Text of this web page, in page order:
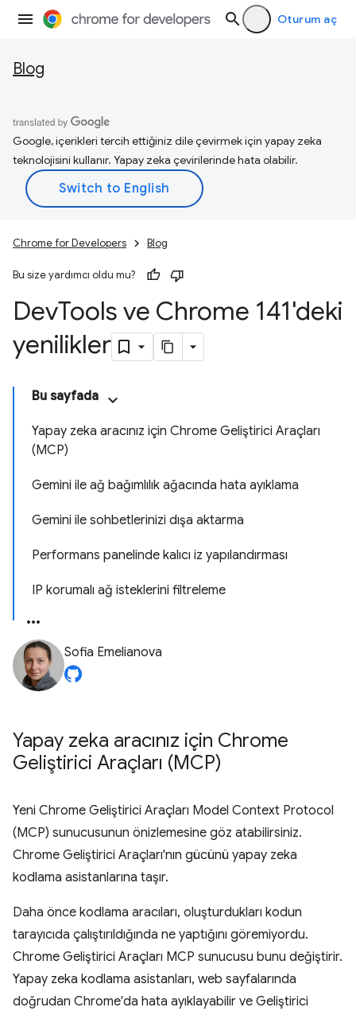
Oturum aç
Blog
Google, içerikleri tercih ettiğiniz dile çevirmek için yapay zeka
teknolojisini kullanır. Yapay zeka çevirilerinde hata olabilir.
Chrome for Developers Blog
Bu size yardımcı oldu mu?
DevTools ve Chrome 141'deki
yenilikler
Bu sayfada
Yapay zeka aracınız için Chrome Geliştirici Araçları
(MCP)
Gemini ile ağ bağımlılık ağacında hata ayıklama
Gemini ile sohbetlerinizi dışa aktarma
Performans panelinde kalıcı iz yapılandırması
IP korumalı ağ isteklerini filtreleme
Sofia Emelianova
Yapay zeka aracınız için Chrome
Geliştirici Araçları (MCP)
Yeni Chrome Geliştirici Araçları Model Context Protocol
(MCP) sunucusunun önizlemesine göz atabilirsiniz.
Chrome Geliştirici Araçları'nın gücünü yapay zeka
kodlama asistanlarına taşır.
Daha önce kodlama aracıları, oluşturdukları kodun
tarayıcıda çalıştırıldığında ne yaptığını göremiyordu.
Chrome Geliştirici Araçları MCP sunucusu bunu değiştirir.
Yapay zeka kodlama asistanları, web sayfalarında
doğrudan Chrome'da hata ayıklayabilir ve Geliştirici